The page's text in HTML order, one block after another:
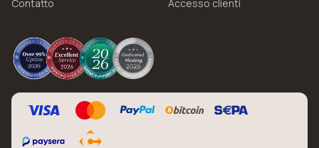
Contatto
Accesso clienti